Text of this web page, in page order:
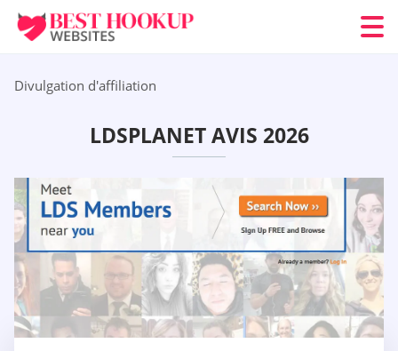
Divulgation d'affiliation
LDSPLANET AVIS 2026